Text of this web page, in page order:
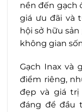
nền đến gạch
giá ưu đãi và
hội sở hữu
không gian
Gạch Inax và
điểm riêng,
đẹp và giá trị
đáng để đầu